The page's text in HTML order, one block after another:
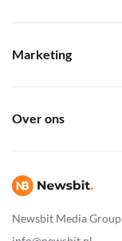
Newsbit Media Group
Marketing
Over ons